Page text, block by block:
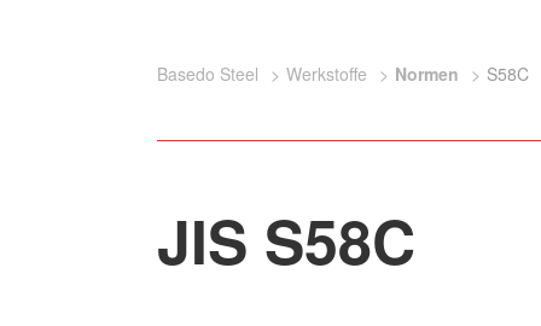
Basedo Steel Werkstoffe Normen S58C
JIS S58C